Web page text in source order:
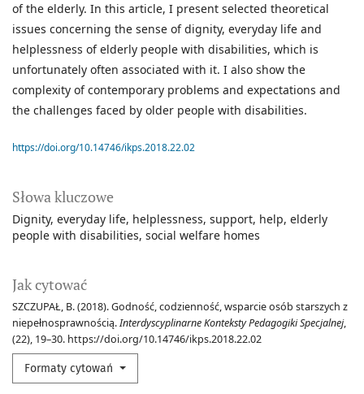
Słowa kluczowe
Dignity everyday life helplessness support help elderly
people with disabilities social welfare homes
Jak cytować
SZCZUPAŁ, B. (2018). Godność, codzienność, wsparcie osób starszych z
niepełnosprawnością.Interdyscyplinarne Konteksty Pedagogiki Specjalnej,
(22), 19–30. https://doi.org/10.14746/ikps.2018.22.02
Formaty cytowań
of the elderly. In this article, I present selected theoretical
issues concerning the sense of dignity, everyday life and
helplessness of elderly people with disabilities, which is
unfortunately often associated with it. I also show the
complexity of contemporary problems and expectations and
the challenges faced by older people with disabilities.
https://doi.org/10.14746/ikps.2018.22.02